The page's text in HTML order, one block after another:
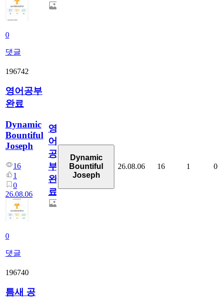
0
댓글
196742
영어공부
완료
Dynamic
Bountiful
Joseph
16
1
0
26.08.06
0
댓글
영
어
공
부
완
료
Dynamic
Bountiful
Joseph
26.08.06 16 1 0
196740
틈새 공